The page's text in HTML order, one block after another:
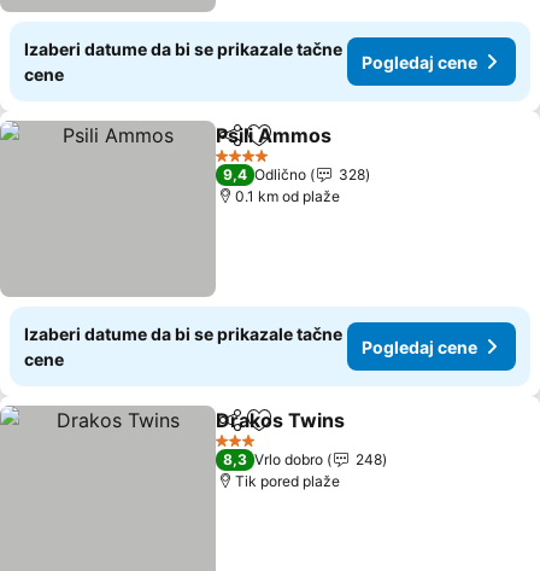
Izaberi datume da bi se prikazale tačne
cene
Pogledaj cene
Deli Dodati u favorite
Psili Ammos
4 Zvezdice
9,4 Odlično
328
0.1 km od plaže
Izaberi datume da bi se prikazale tačne
cene
Pogledaj cene
Deli Dodati u favorite
Drakos Twins
3 Zvezdice
8,3 Vrlo dobro
248
Tik pored plaže